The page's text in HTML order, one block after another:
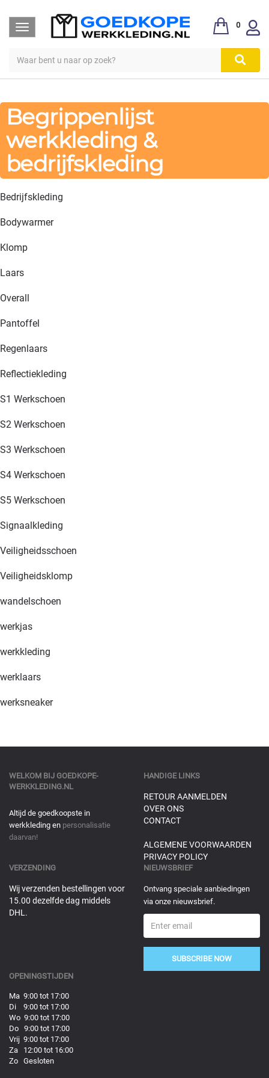
Toggle
navigation
0
Begrippenlijst
werkkleding &
bedrijfskleding
Bedrijfskleding
Bodywarmer
Klomp
Laars
Overall
Pantoffel
Regenlaars
Reflectiekleding
S1 Werkschoen
S2 Werkschoen
S3 Werkschoen
S4 Werkschoen
S5 Werkschoen
Signaalkleding
Veiligheidsschoen
Veiligheidsklomp
wandelschoen
werkjas
werkkleding
werklaars
werksneaker
WELKOM BIJ GOEDKOPE-
WERKKLEDING.NL
Altijd de goedkoopste in
werkkleding en personalisatie
daarvan!
HANDIGE LINKS
RETOUR AANMELDEN
OVER ONS
CONTACT
ALGEMENE VOORWAARDEN
PRIVACY POLICY
VERZENDING
Wij verzenden bestellingen voor
15.00 dezelfde dag middels
DHL.
NIEUWSBRIEF
Ontvang speciale aanbiedingen
via onze nieuwsbrief.
SUBSCRIBE NOW
OPENINGSTIJDEN
Ma 9:00 tot 17:00
Di 9:00 tot 17:00
Wo 9:00 tot 17:00
Do 9:00 tot 17:00
Vrij 9:00 tot 17:00
Za 12:00 tot 16:00
Zo Gesloten